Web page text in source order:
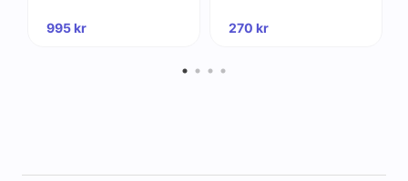
995kr 270 kr